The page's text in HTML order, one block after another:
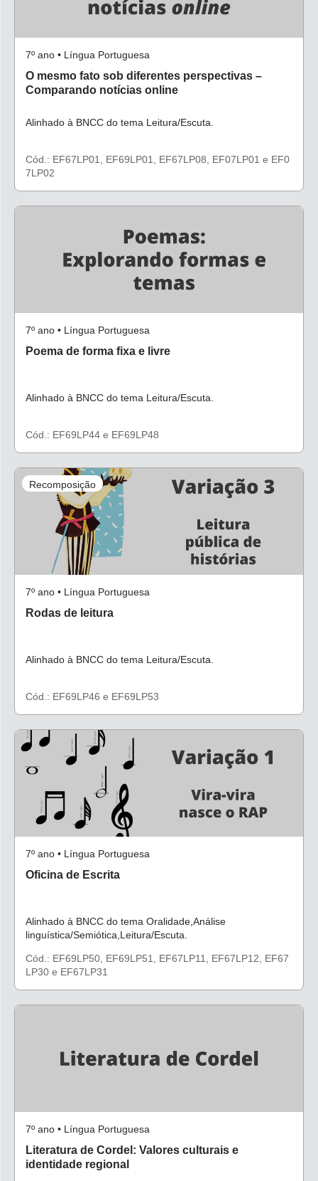
7º ano • Língua Portuguesa
O mesmo fato sob diferentes perspectivas –
Comparando notícias online
Alinhado à BNCC do tema Leitura/Escuta.
Cód.: EF67LP01, EF69LP01, EF67LP08, EF07LP01 e EF0
7LP02
7º ano • Língua Portuguesa
Poema de forma fixa e livre
Alinhado à BNCC do tema Leitura/Escuta.
Cód.: EF69LP44 e EF69LP48
Recomposição
7º ano • Língua Portuguesa
Rodas de leitura
Alinhado à BNCC do tema Leitura/Escuta.
Cód.: EF69LP46 e EF69LP53
7º ano • Língua Portuguesa
Oficina de Escrita
Alinhado à BNCC do tema Oralidade,Análise
linguística/Semiótica,Leitura/Escuta.
Cód.: EF69LP50, EF69LP51, EF67LP11, EF67LP12, EF67
LP30 e EF67LP31
7º ano • Língua Portuguesa
Literatura de Cordel: Valores culturais e
identidade regional